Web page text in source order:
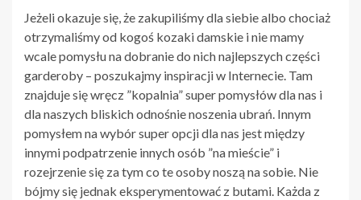
Jeżeli okazuje się, że zakupiliśmy dla siebie albo chociaż
otrzymaliśmy od kogoś kozaki damskie i nie mamy
wcale pomysłu na dobranie do nich najlepszych części
garderoby – poszukajmy inspiracji w Internecie. Tam
znajduje się wręcz ”kopalnia” super pomysłów dla nas i
dla naszych bliskich odnośnie noszenia ubrań. Innym
pomysłem na wybór super opcji dla nas jest między
innymi podpatrzenie innych osób ”na mieście” i
rozejrzenie się za tym co te osoby noszą na sobie. Nie
bójmy się jednak eksperymentować z butami. Każda z